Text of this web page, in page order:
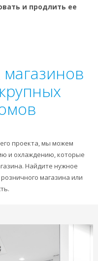
и продлить ее
проекта, мы можем
и охлаждению, которые
Найдите нужное
магазина или